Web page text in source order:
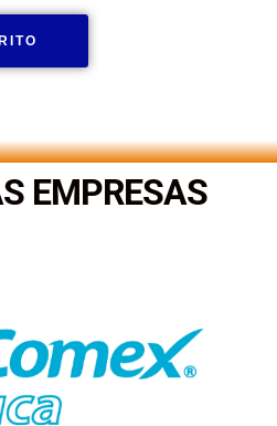
EMPRESAS